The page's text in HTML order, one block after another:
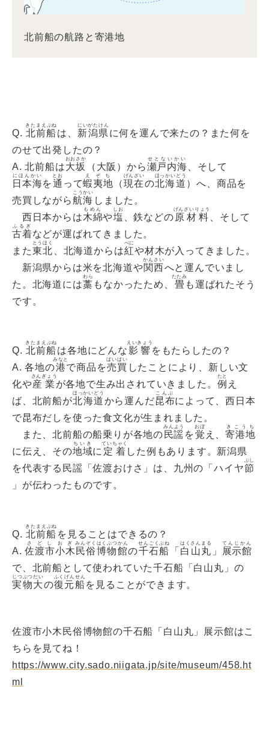
北前船の航路と寄港地
Q. 北前船
きたまえぶね
は、 新潟県
にいがたけん
に何を運んで来たの？また何を
のせて出発したの？
A. 北前船は大坂
おおさか
（大阪）から瀬戸内海
せとないかい
、そして
日本海
にほんかい
を通
とお
って蝦夷地
えぞち
（現在
げんざい
の北海道
ほっかいどう
）へ、商品を
売買しながら航海
こうかい
しました。
西日本からは木綿
もめん
や塩
しお
、鉄などの 原材料
げんざいりょう
、そして
古着
ふるぎ
などが運ばれてきました。
また東北
とうほく
、北海道からは紅
べに
や材木が入ってきました。
新潟県からは米を北海道や関西
かんさい
へと運んでいまし
た。北海道には藁
わら
もなかったため、 畳
たたみ
も運ばれたそう
です。
Q. 北前船
きたまえぶね
は各地にどんな影響
えいきょう
をもたらしたの？
A. 各地の港
みなと
で商品を売買
ばいばい
したことにより、新しい文
化や産業
さんぎょう
が各地で生み出されていきました。 例
たと
え
ば、北前船が北海道
ほっかいどう
から運んだ昆布
こんぶ
によって、西日本
で昆布だしを使った食文化が生まれました。
また、北前船の船乗りが各地の 民謡
みんよう
を覚
おぼ
え、寄港地
きこうち
に伝え、その地域
ちいき
に 定着
ていちゃく
した例もあります。新潟県
を代表する民謡「佐渡おけさ」は、九州の「ハイヤ節
ぶし
」が伝わったものです。
Q. 北前船
きたまえぶね
を見ることはできるの？
A.佐渡市
さどし
小木
おぎ
民俗博物館
みんぞくはくぶつかん
の千石船
せんごくぶね
「 白山丸
はくさんまる
」 展示館
てんじかん
で、北前船として使われていた千石船「白山丸」の
実物大
じつぶつだい
の復元船
ふくげんせん
を見ることができます。
佐渡市小木民俗博物館の千石船「白山丸」展示館はこ
ちらを見てね！
https://www.city.sado.niigata.jp/site/museum/458.ht
ml